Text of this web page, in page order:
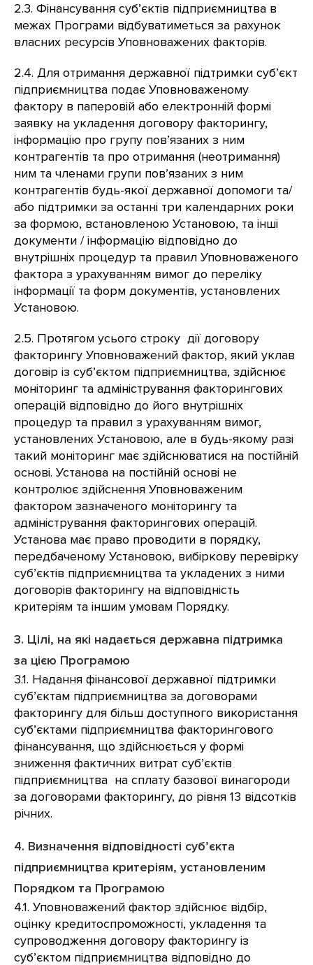
2.3. Фінансування суб’єктів підприємництва в
межах Програми відбуватиметься за рахунок
власних ресурсів Уповноважених факторів.
2.4. Для отримання державної підтримки суб’єкт
підприємництва подає Уповноваженому
фактору в паперовій або електронній формі
заявку на укладення договору факторингу,
інформацію про групу пов’язаних з ним
контрагентів та про отримання (неотримання)
ним та членами групи пов’язаних з ним
контрагентів будь-якої державної допомоги та/
або підтримки за останні три календарних роки
за формою, встановленою Установою, та інші
документи / інформацію відповідно до
внутрішніх процедур та правил Уповноваженого
фактора з урахуванням вимог до переліку
інформації та форм документів, установлених
Установою.
2.5. Протягом усього строку дії договору
факторингу Уповноважений фактор, який уклав
договір із суб’єктом підприємництва, здійснює
моніторинг та адміністрування факторингових
операцій відповідно до його внутрішніх
процедур та правил з урахуванням вимог,
установлених Установою, але в будь-якому разі
такий моніторинг має здійснюватися на постійній
основі. Установа на постійній основі не
контролює здійснення Уповноваженим
фактором зазначеного моніторингу та
адміністрування факторингових операцій.
Установа має право проводити в порядку,
передбаченому Установою, вибіркову перевірку
суб’єктів підприємництва та укладених з ними
договорів факторингу на відповідність
критеріям та іншим умовам Порядку.
3. Цілі, на які надається державна підтримка
за цією Програмою
3.1. Надання фінансової державної підтримки
суб’єктам підприємництва за договорами
факторингу для більш доступного використання
суб’єктами підприємництва факторингового
фінансування, що здійснюється у формі
зниження фактичних витрат суб’єктів
підприємництва на сплату базової винагороди
за договорами факторингу, до рівня 13 відсотків
річних.
4. Визначення відповідності суб’єкта
підприємництва критеріям, установленим
Порядком та Програмою
4.1. Уповноважений фактор здійснює відбір,
оцінку кредитоспроможності, укладення та
супроводження договору факторингу із
суб’єктом підприємництва відповідно до